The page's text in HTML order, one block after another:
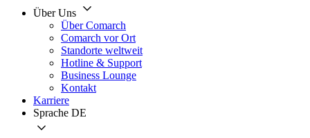
Über Uns
Über Comarch
Comarch vor Ort
Standorte weltweit
Hotline & Support
Business Lounge
Kontakt
Karriere
Sprache DE